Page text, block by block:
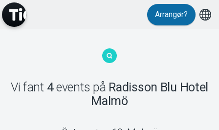
MyTickster
Arrangør?
Vi fant 4events på Radisson Blu Hotel
Malmö